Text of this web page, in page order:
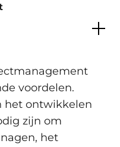
voordelen.
het ontwikkelen
zijn om
het